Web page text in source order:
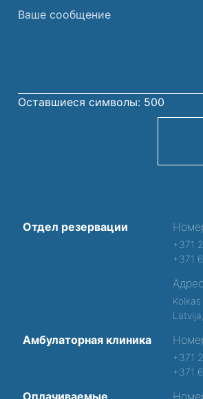
Ваше
Оставшиеся символы: 500
Отдел резервации
+371
+371
Амбулаторная клиника
+371
+371
Оплачиваемые